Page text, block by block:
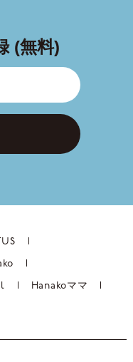
(無料)
Hanakoママ